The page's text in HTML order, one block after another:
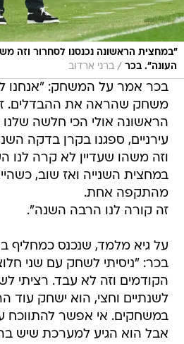
"במחצית הראשונה נכנסנו לסחרור וזה
העונה". בכר / ברני ארדוב
בכר אמר על המשחק: "אנחנו לא
משחק שהראה את ההבדלים.
הראשונה אולי הכי חלשה שלנו
עירניים, ספגנו בקרן בדקה
וזה משהו שעדיין לא קרה לנו
במחצית השנייה ואז שוב,
מהתקפה אחת.
זה קורה לנו הרבה השנה".
בכר: "ניסיתי לשחק עם שני
הקודמים וזה לא עבד. רציתי
לשנתיים וחצי, הוא ישחק עוד
במשחקים. אי אפשר להתווכח
אבל הוא הגיע למערכת שיש